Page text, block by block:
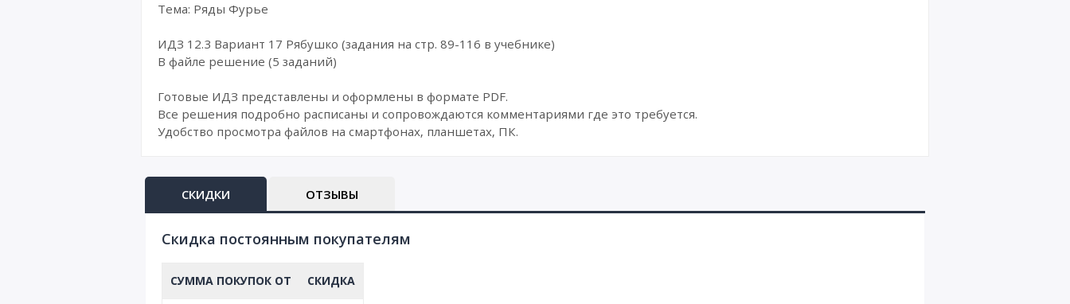
Тема: Ряды Фурье
ИДЗ 12.3 Вариант 17 Рябушко (задания на стр. 89-116 в учебнике)
В файле решение (5 заданий)
Готовые ИДЗ представлены и оформлены в формате PDF.
Все решения подробно расписаны и сопровождаются комментариями где это требуется.
Удобство просмотра файлов на смартфонах, планшетах, ПК.
СКИДКИ ОТЗЫВЫ
Cкидка постоянным покупателям
СУММА ПОКУПОК ОТ СКИДКА